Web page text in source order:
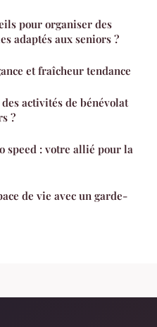
pour organiser des
adaptés aux seniors ?
et fraîcheur tendance
activités de bénévolat
?
speed : votre allié pour la
de vie avec un garde-